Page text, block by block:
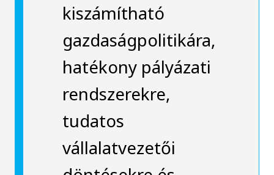
kiszámítható
gazdaságpolitikára,
hatékony pályázati
rendszerekre,
tudatos
vállalatvezetői